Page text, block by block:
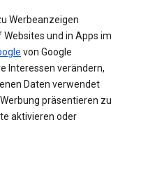
Werbeanzeigen
und in Apps im
von Google
Interessen verändern,
Daten verwendet
präsentieren zu
aktivieren oder